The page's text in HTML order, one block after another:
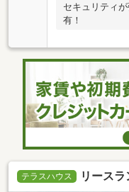
セキュリティ
有！
テラスハウス リース